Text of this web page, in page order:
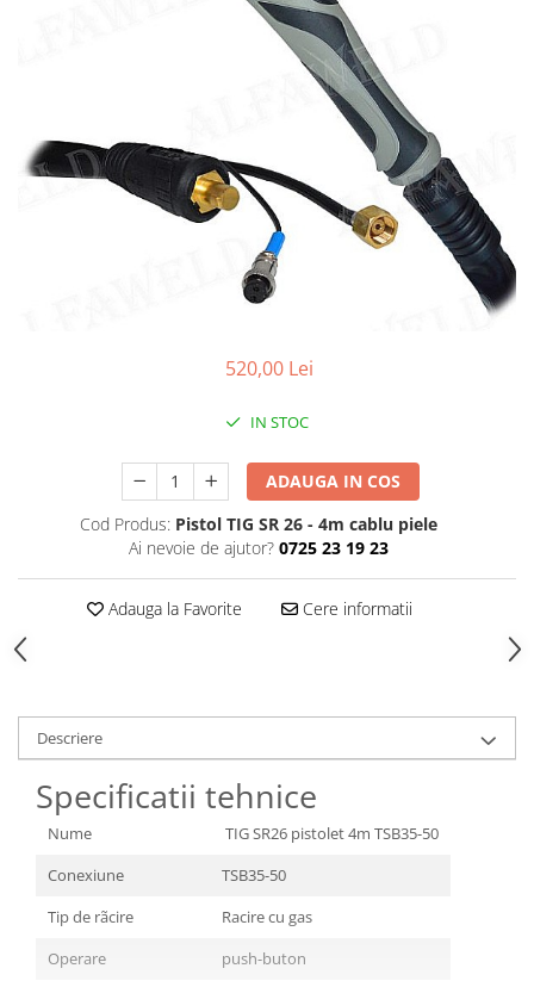
520,00 Lei
IN STOC
ADAUGA IN COS
Cod Produs: Pistol TIG SR 26 - 4m cablu piele
Ai nevoie de ajutor? 0725 23 19 23
Adauga la Favorite Cere informatii
Descriere
Specificatii tehnice
Nume
TIG SR26 pistolet 4m TSB35-50
Conexiune
TSB35-50
Tip de rãcire
Racire cu gas
Operare
push-buton